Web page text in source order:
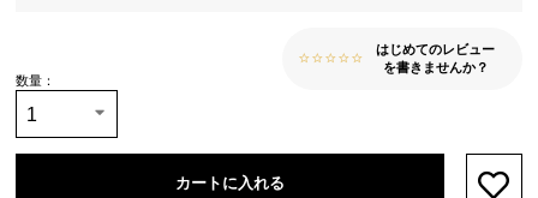
はじめてのレビュー
を書きませんか？
カートに入れる